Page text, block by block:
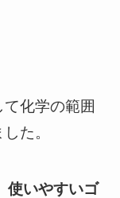
化学の範囲
た。
使いやすいゴ